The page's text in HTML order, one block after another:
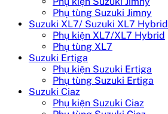
Phụ tùng Suzuki Jimny
Suzuki XL7/ Suzuki XL7 Hybrid
Phụ kiện XL7/XL7 Hybrid
Phụ tùng XL7
Suzuki Ertiga
Phụ kiện Suzuki Ertiga
Phụ tùng Suzuki Ertiga
Suzuki Ciaz
Phụ kiện Suzuki Ciaz